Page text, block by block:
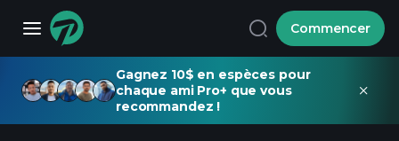
Commencer
Gagnez 10$ en espèces pour
chaque ami Pro+ que vous
recommandez !